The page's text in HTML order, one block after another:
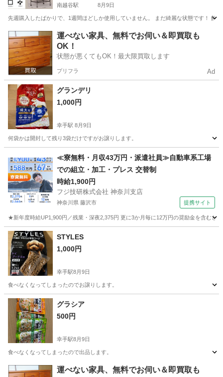
南越谷駅 8月9日
先週購入したばかりで、1週間ほどしか使用していません。 まだ綺麗な状態です！ 飼
埼玉 越谷市 南越谷駅 その他 小鳥
運べない家具、無料でお伺い＆即買取も
OK！
状態が悪くてもOK！最大限買取します
プリフラ Ad
グランデリ
1,000円
幸手駅 8月9日
何袋かは開封して残り3袋だけですがお譲りします。
幸手駅 その他 譲り
≪寮無料・月収43万円・派遣社員≫自動車系工場
での組立・加工・プレス 交替制
時給1,900円
フジ技研株式会社 神奈川支店
神奈川県 藤沢市 提携サイト
★新年度時給UP1,900円／残業・深夜2,375円 更に3か月毎に12万円の奨励金を含む
神奈川 藤沢市 STYLES
1,000円
幸手駅8月9日
食べなくなってしまったのでお譲りします。
埼玉 幸手市 幸手駅
グラシア
500円
幸手駅8月9日
食べなくなってしまったので出品します。
埼玉 幸手市 幸手駅 その他
運べない家具、無料でお伺い＆即買取も